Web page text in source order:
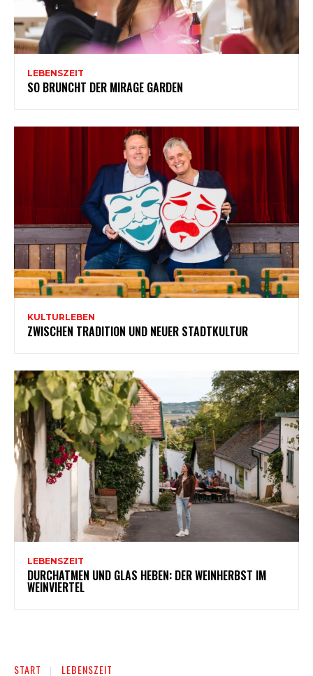
LEBENSZEIT
SO BRUNCHT DER MIRAGE GARDEN
KULTURLEBEN
ZWISCHEN TRADITION UND NEUER STADTKULTUR
LEBENSZEIT
DURCHATMEN UND GLAS HEBEN: DER WEINHERBST IM
WEINVIERTEL